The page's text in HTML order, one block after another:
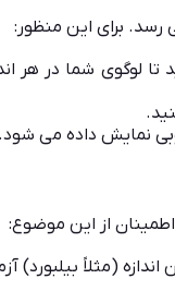
رسد. برای این منظور:
تا لوگوی شما در هر
نمایش داده می شود.
از این موضوع:
اندازه (مثلاً بیلبورد)